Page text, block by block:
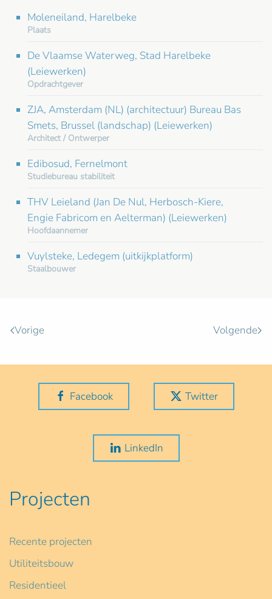
Moleneiland, Harelbeke
Plaats
De Vlaamse Waterweg, Stad Harelbeke
(Leiewerken)
Opdrachtgever
ZJA, Amsterdam (NL) (architectuur) Bureau Bas
Smets, Brussel (landschap) (Leiewerken)
Architect / Ontwerper
Edibosud, Fernelmont
Studiebureau stabiliteit
THV Leieland (Jan De Nul, Herbosch-Kiere,
Engie Fabricom en Aelterman) (Leiewerken)
Hoofdaannemer
Vuylsteke, Ledegem (uitkijkplatform)
Staalbouwer
Vorige Volgende
Facebook Twitter
LinkedIn
Projecten
Recente projecten
Utiliteitsbouw
Residentieel